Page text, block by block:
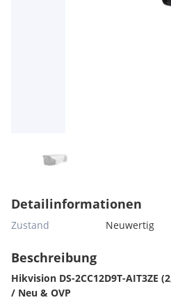
Detailinformationen
Zustand Neuwertig
Beschreibung
Hikvision DS-2CC12D9T-AIT3ZE
/ Neu & OVP